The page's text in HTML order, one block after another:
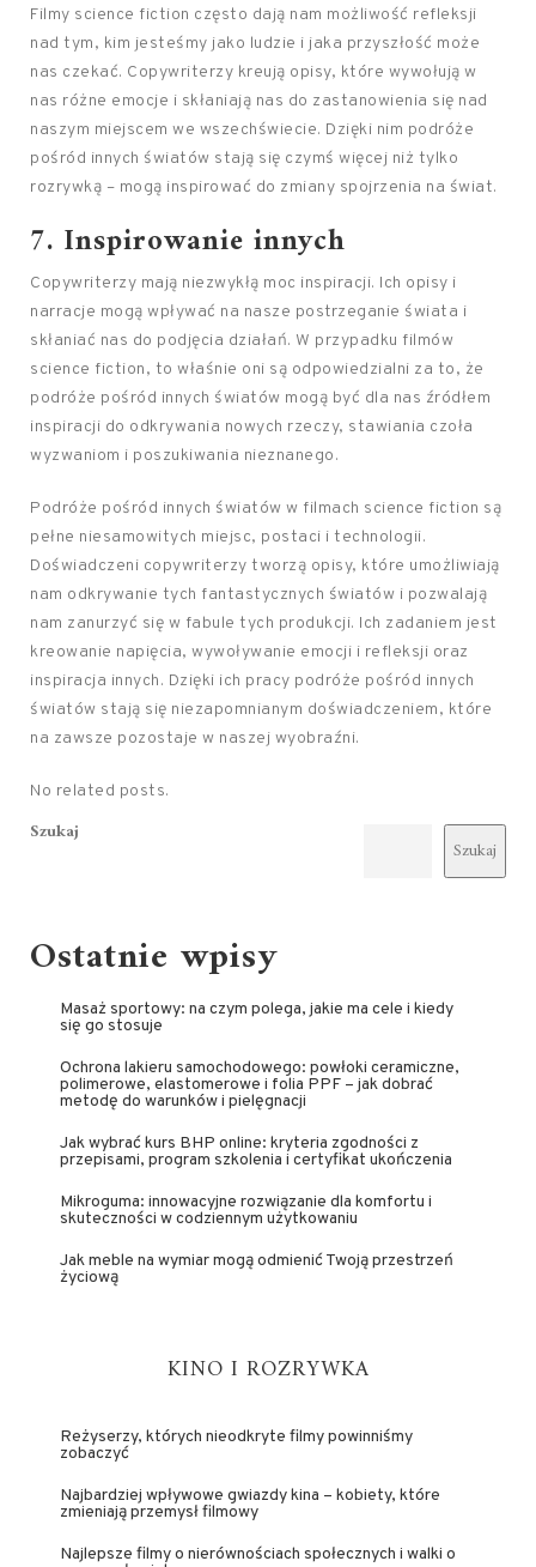
Filmy science fiction często dają nam możliwość refleksji
nad tym, kim jesteśmy jako ludzie i jaka przyszłość może
nas czekać. Copywriterzy kreują opisy, które wywołują w
nas różne emocje i skłaniają nas do zastanowienia się nad
naszym miejscem we wszechświecie. Dzięki nim podróże
pośród innych światów stają się czymś więcej niż tylko
rozrywką – mogą inspirować do zmiany spojrzenia na świat.
7. Inspirowanie innych
Copywriterzy mają niezwykłą moc inspiracji. Ich opisy i
narracje mogą wpływać na nasze postrzeganie świata i
skłaniać nas do podjęcia działań. W przypadku filmów
science fiction, to właśnie oni są odpowiedzialni za to, że
podróże pośród innych światów mogą być dla nas źródłem
inspiracji do odkrywania nowych rzeczy, stawiania czoła
wyzwaniom i poszukiwania nieznanego.
Podróże pośród innych światów w filmach science fiction są
pełne niesamowitych miejsc, postaci i technologii.
Doświadczeni copywriterzy tworzą opisy, które umożliwiają
nam odkrywanie tych fantastycznych światów i pozwalają
nam zanurzyć się w fabule tych produkcji. Ich zadaniem jest
kreowanie napięcia, wywoływanie emocji i refleksji oraz
inspiracja innych. Dzięki ich pracy podróże pośród innych
światów stają się niezapomnianym doświadczeniem, które
na zawsze pozostaje w naszej wyobraźni.
No related posts.
Szukaj
Szukaj
Ostatnie wpisy
Masaż sportowy: na czym polega, jakie ma cele i kiedy
się go stosuje
Ochrona lakieru samochodowego: powłoki ceramiczne,
polimerowe, elastomerowe i folia PPF – jak dobrać
metodę do warunków i pielęgnacji
Jak wybrać kurs BHP online: kryteria zgodności z
przepisami, program szkolenia i certyfikat ukończenia
Mikroguma: innowacyjne rozwiązanie dla komfortu i
skuteczności w codziennym użytkowaniu
Jak meble na wymiar mogą odmienić Twoją przestrzeń
życiową
KINO I ROZRYWKA
Reżyserzy, których nieodkryte filmy powinniśmy
zobaczyć
Najbardziej wpływowe gwiazdy kina – kobiety, które
zmieniają przemysł filmowy
Najlepsze filmy o nierównościach społecznych i walki o